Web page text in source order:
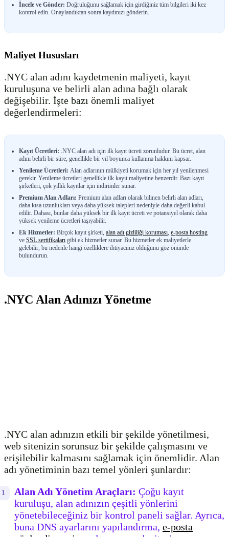
İncele ve Gönder: Doğruluğunu sağlamak için girdiğiniz tüm bilgileri iki kez
kontrol edin. Onaylandıktan sonra kaydınızı gönderin.
Maliyet Hususları
.NYC alan adını kaydetmenin maliyeti, kayıt
kuruluşuna ve belirli alan adına bağlı olarak
değişebilir. İşte bazı önemli maliyet
değerlendirmeleri:
Kayıt Ücretleri: .NYC alan adı için ilk kayıt ücreti zorunludur. Bu ücret, alan
adını belirli bir süre, genellikle bir yıl boyunca kullanma hakkını kapsar.
Yenileme Ücretleri: Alan adlarının mülkiyeti korumak için her yıl yenilenmesi
gerekir. Yenileme ücretleri genellikle ilk kayıt maliyetine benzerdir. Bazı kayıt
şirketleri, çok yıllık kayıtlar için indirimler sunar.
Premium Alan Adları: Premium alan adları olarak bilinen belirli alan adları,
daha kısa uzunlukları veya daha yüksek talepleri nedeniyle daha değerli kabul
edilir. Dahası, bunlar daha yüksek bir ilk kayıt ücreti ve potansiyel olarak daha
yüksek yenileme ücretleri taşıyabilir.
Ek Hizmetler: Birçok kayıt şirketi, alan adı gizliliği koruması e-posta hosting
ve SSL sertifikaları gibi ek hizmetler sunar. Bu hizmetler ek maliyetlerle
gelebilir, bu nedenle hangi özelliklere ihtiyacınız olduğunu göz önünde
bulundurun.
.NYC Alan Adınızı Yönetme
.NYC alan adınızın etkili bir şekilde yönetilmesi,
web sitenizin sorunsuz bir şekilde çalışmasını ve
erişilebilir kalmasını sağlamak için önemlidir. Alan
adı yönetiminin bazı temel yönleri şunlardır:
Alan Adı Yönetim Araçları: Çoğu kayıt
kuruluşu, alan adınızın çeşitli yönlerini
yönetebileceğiniz bir kontrol paneli sağlar. Ayrıca,
buna DNS ayarlarını yapılandırma, e-posta